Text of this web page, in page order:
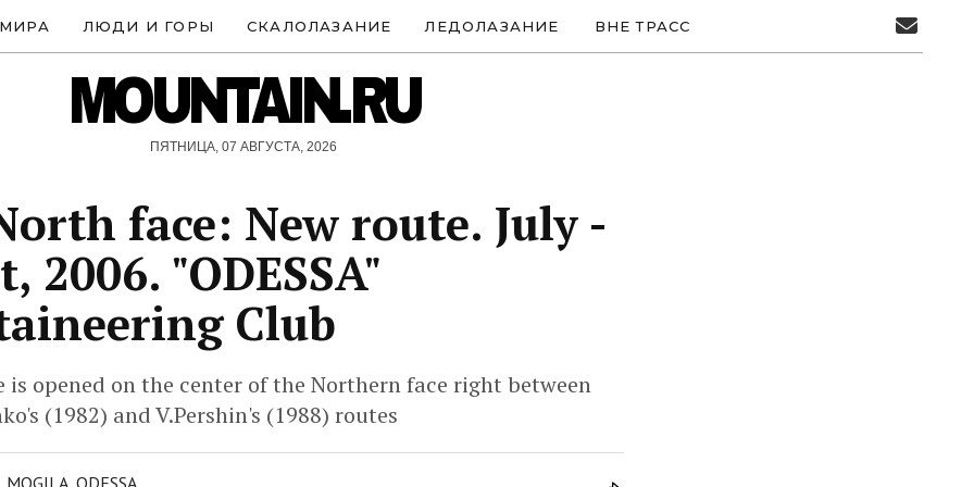
ЛЮДИ И ГОРЫ СКАЛОЛАЗАНИЕ ЛЕДОЛАЗАНИЕ ВНЕ ТРАСС
MOUNTAIN.RU
ПЯТНИЦА, 07 АВГУСТА, 2026
face: New route. July -
2006. "ODESSA"
Club
is opened on the center of the Northern face right between
(1982) and V.Pershin's (1988) routes
ODESSA